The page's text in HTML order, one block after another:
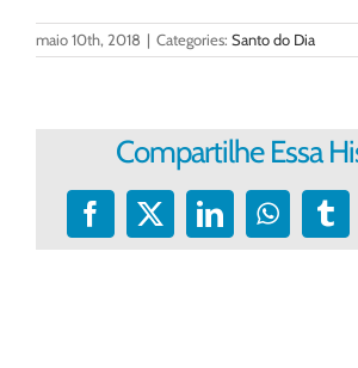
maio 10th, 2018 | Categories: Santo do Dia
Compartilhe Essa
Facebook
X LinkedIn